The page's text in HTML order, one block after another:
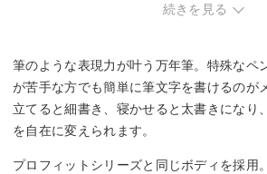
・シンプルな筆記体験を求める方。
続きを見る
筆のような表現力が叶う万年筆。特殊なペ
が苦手な方でも簡単に筆文字を書けるのが
立てると細書き、寝かせると太書きになり
を自在に変えられます。
プロフィットシリーズと同じボディを採用